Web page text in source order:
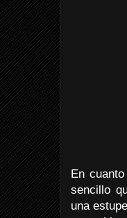
En
sencillo
una